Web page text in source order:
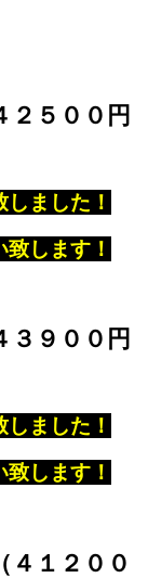
５００円
ました！
します！
９００円
ました！
します！
１２００